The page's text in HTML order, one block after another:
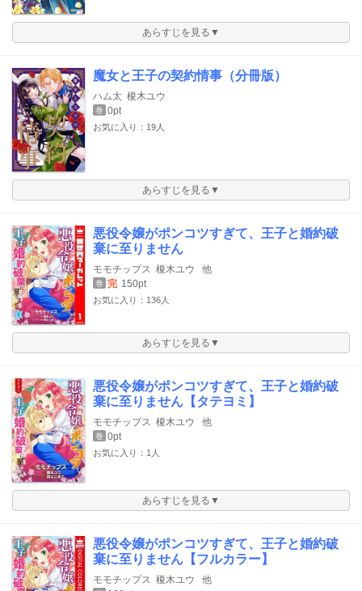
あらすじを見る▼
魔女と王子の契約情事（分冊版）
ハム太 榎木ユウ
巻 0pt
お気に入り：19人
あらすじを見る▼
悪役令嬢がポンコツすぎて、王子と婚約破
棄に至りません
モモチップス 榎木ユウ 他
巻 完 150pt
お気に入り：136人
あらすじを見る▼
悪役令嬢がポンコツすぎて、王子と婚約破
棄に至りません【タテヨミ】
モモチップス 榎木ユウ 他
巻 0pt
お気に入り：1人
あらすじを見る▼
悪役令嬢がポンコツすぎて、王子と婚約破
棄に至りません【フルカラー】
モモチップス 榎木ユウ 他